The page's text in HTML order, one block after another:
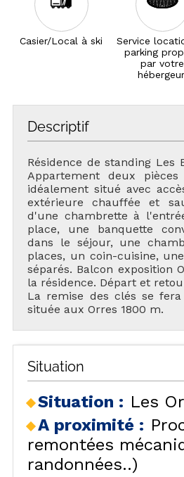
Casier/Local à ski
Service
parking
par votre
Descriptif
Résidence de standing Les
Appartement deux
idéalement situé avec
extérieure chauffée et
d'une chambrette à
place, une banquette
dans le séjour, une
places, un coin-cuisine,
séparés. Balcon exposition
la résidence. Départ et
La remise des clés se fera
située aux Orres 1800 m.
Situation
Situation : Les
A proximité :
remontées
randonnées..)